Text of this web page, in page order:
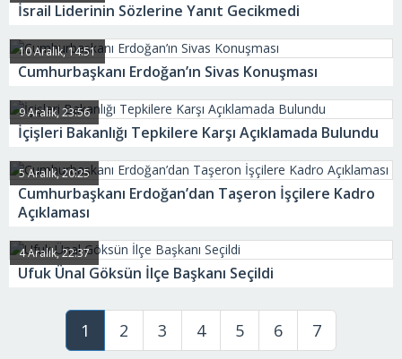
İsrail Liderinin Sözlerine Yanıt Gecikmedi
10 Aralık, 14:51
Cumhurbaşkanı Erdoğan’ın Sivas Konuşması
9 Aralık, 23:56
İçişleri Bakanlığı Tepkilere Karşı Açıklamada Bulundu
5 Aralık, 20:25
Cumhurbaşkanı Erdoğan’dan Taşeron İşçilere Kadro
Açıklaması
4 Aralık, 22:37
Ufuk Ünal Göksün İlçe Başkanı Seçildi
1 2 3 4 5 6 7